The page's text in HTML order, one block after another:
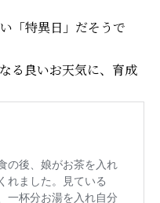
「特異日」だそうで
る良いお天気に、育成